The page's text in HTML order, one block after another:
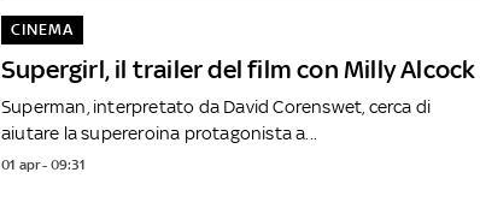
Supergirl, il trailer del film con Milly Alcock
CINEMA
Superman, interpretato da David Corenswet, cerca di
aiutare la supereroina protagonista a...
01 apr - 09:31